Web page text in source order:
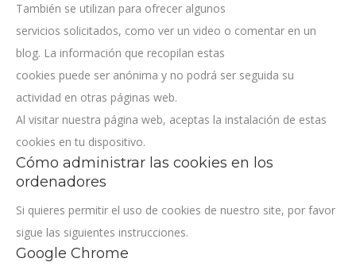
También se utilizan para ofrecer algunos
servicios solicitados, como ver un video o comentar en un
blog. La información que recopilan estas
cookies puede ser anónima y no podrá ser seguida su
actividad en otras páginas web.
Al visitar nuestra página web, aceptas la instalación de estas
cookies en tu dispositivo.
Cómo administrar las cookies en los
ordenadores
Si quieres permitir el uso de cookies de nuestro site, por favor
sigue las siguientes instrucciones.
Google Chrome